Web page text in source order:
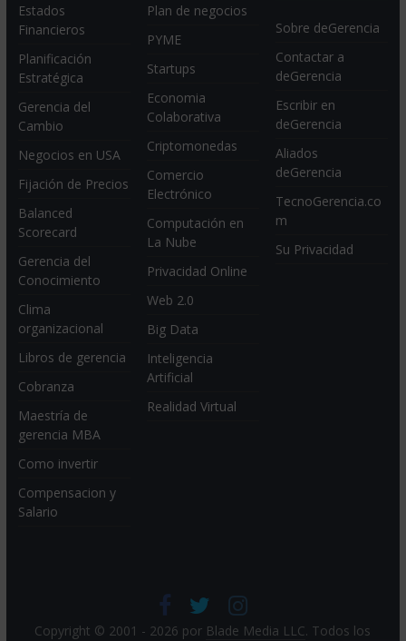
Estados
Financieros
Planificación
Estratégica
Gerencia del
Cambio
Negocios en USA
Fijación de Precios
Balanced
Scorecard
Gerencia del
Conocimiento
Clima
organizacional
Libros de gerencia
Cobranza
Maestría de
gerencia MBA
Como invertir
Compensacion y
Salario
Plan de negocios
PYME
Startups
Economia
Colaborativa
Criptomonedas
Comercio
Electrónico
Computación en
La Nube
Privacidad Online
Web 2.0
Big Data
Inteligencia
Artificial
Realidad Virtual
Sobre deGerencia
Contactar a
deGerencia
Escribir en
deGerencia
Aliados
deGerencia
TecnoGerencia.co
m
Su Privacidad
Copyright © 2001 - 2026 por Blade Media LLC. Todos los